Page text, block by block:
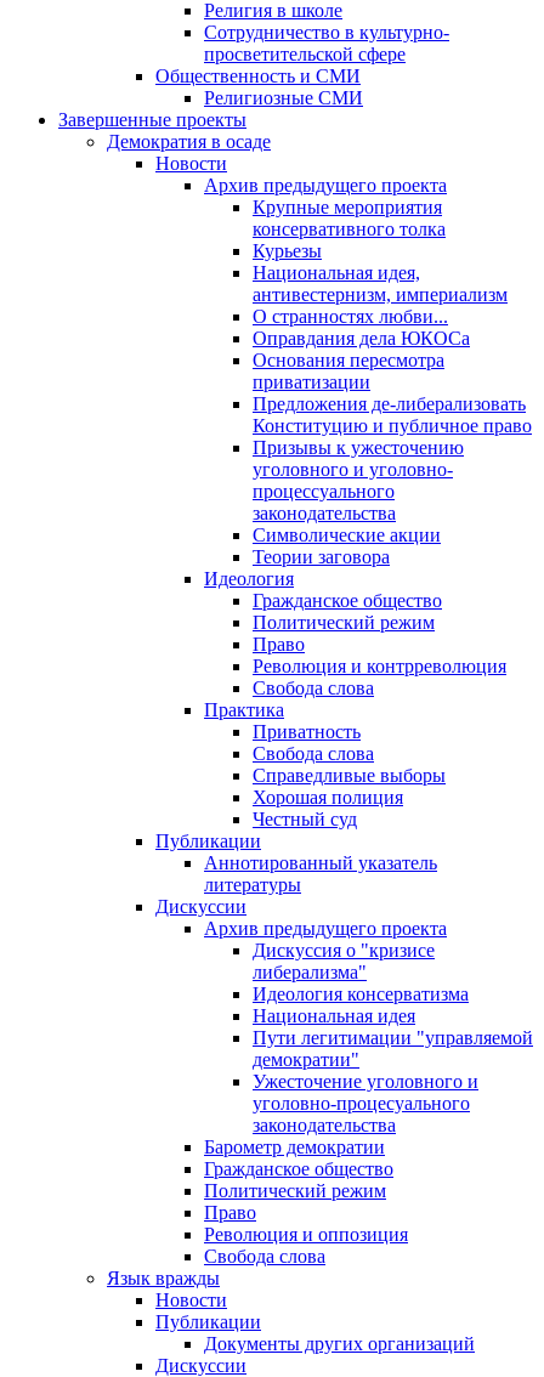
Религия в школе
Сотрудничество в культурно-
просветительской сфере
Общественность и СМИ
Религиозные СМИ
Завершенные проекты
Демократия в осаде
Новости
Архив предыдущего проекта
Крупные мероприятия
консервативного толка
Курьезы
Национальная идея,
антивестернизм, империализм
О странностях любви...
Оправдания дела ЮКОСа
Основания пересмотра
приватизации
Предложения де-либерализовать
Конституцию и публичное право
Призывы к ужесточению
уголовного и уголовно-
процессуального
законодательства
Символические акции
Теории заговора
Идеология
Гражданское общество
Политический режим
Право
Революция и контрреволюция
Свобода слова
Практика
Приватность
Свобода слова
Справедливые выборы
Хорошая полиция
Честный суд
Публикации
Аннотированный указатель
литературы
Дискуссии
Архив предыдущего проекта
Дискуссия о "кризисе
либерализма"
Идеология консерватизма
Национальная идея
Пути легитимации "управляемой
демократии"
Ужесточение уголовного и
уголовно-процесуального
законодательства
Барометр демократии
Гражданское общество
Политический режим
Право
Революция и оппозиция
Свобода слова
Язык вражды
Новости
Публикации
Документы других организаций
Дискуссии